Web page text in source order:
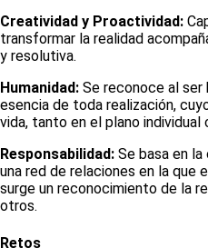
Creatividad y Proactividad:
transformar la realidad
y resolutiva.
Humanidad: Se reconoce al ser
esencia de toda realización,
vida, tanto en el plano
Responsabilidad: Se basa en
una red de relaciones en la que
surge un reconocimiento de la
otros.
Retos